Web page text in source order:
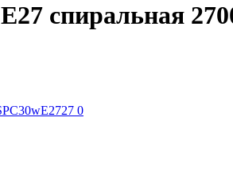
E27 спиральная